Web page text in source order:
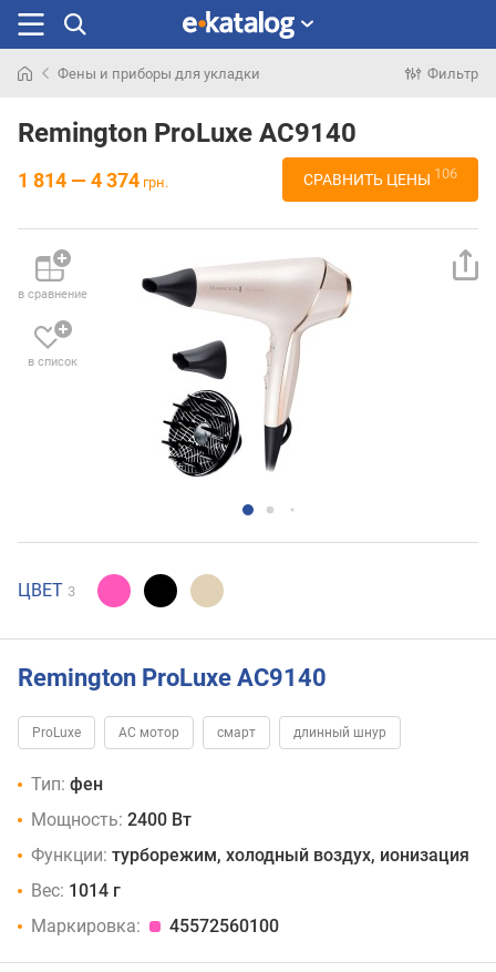
раньше
Фены и приборы для укладки Фильтр
Remington ProLuxe AC9140
1 814 — 4 374 грн. СРАВНИТЬ ЦЕНЫ 106
в сравнение
в список
ЦВЕТ 3
Remington ProLuxe AC9140
ProLuxe AC мотор смарт длинный шнур
Тип: фен
Мощность: 2400 Вт
Функции: турборежим, холодный воздух, ионизация
Вес: 1014 г
Маркировка:
45572560100